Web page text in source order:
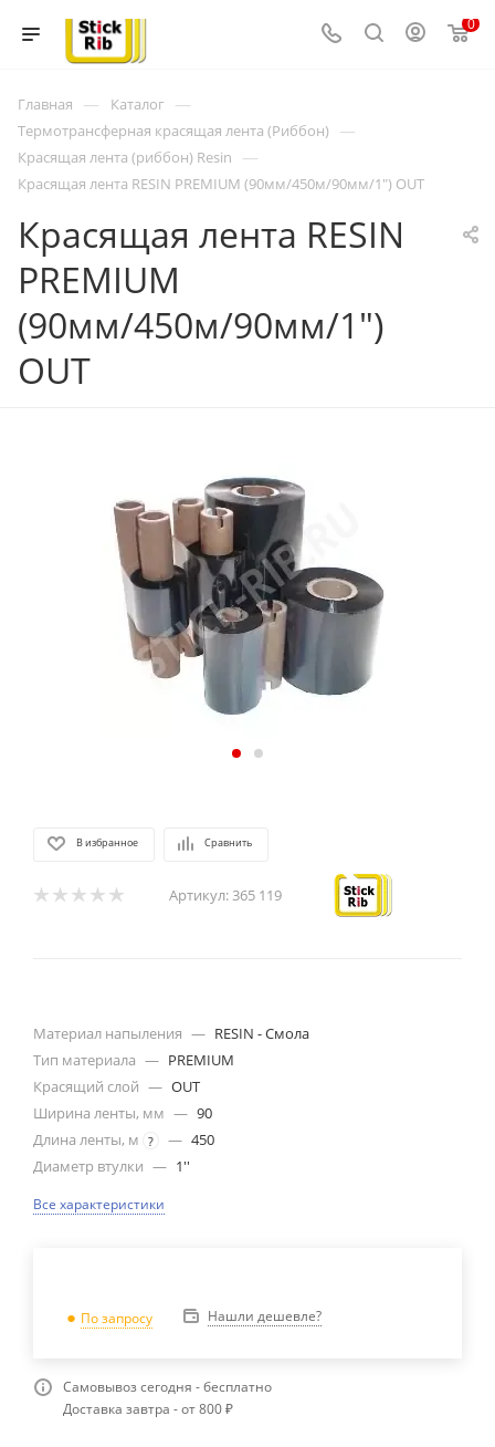
0
Главная — Каталог —
Термотрансферная красящая лента (Риббон) —
Красящая лента (риббон) Resin —
Красящая лента RESIN PREMIUM (90мм/450м/90мм/1") OUT
Красящая лента RESIN
PREMIUM
(90мм/450м/90мм/1")
OUT
В избранное Сравнить
Артикул:365 119
Материал напыления — RESIN - Смола
Тип материала — PREMIUM
Красящий слой — OUT
Ширина ленты, мм — 90
Длина ленты, м ? — 450
Диаметр втулки — 1''
Все характеристики
По запросу Нашли дешевле?
Самовывоз сегодня - бесплатно
Доставка завтра - от 800 ₽